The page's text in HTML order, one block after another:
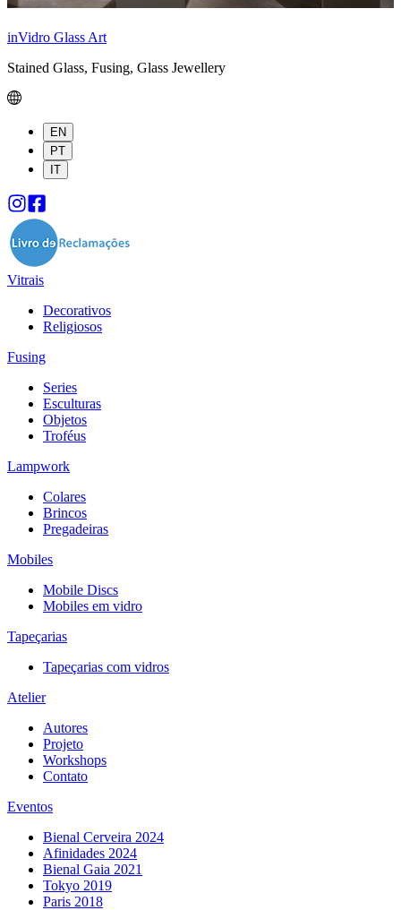
inVidro Glass Art
Stained Glass, Fusing, Glass Jewellery
EN
PT
IT
Vitrais
Decorativos
Religiosos
Fusing
Series
Esculturas
Objetos
Troféus
Lampwork
Colares
Brincos
Pregadeiras
Mobiles
Mobile Discs
Mobiles em vidro
Tapeçarias
Tapeçarias com vidros
Atelier
Autores
Projeto
Workshops
Contato
Eventos
Bienal Cerveira 2024
Afinidades 2024
Bienal Gaia 2021
Tokyo 2019
Paris 2018